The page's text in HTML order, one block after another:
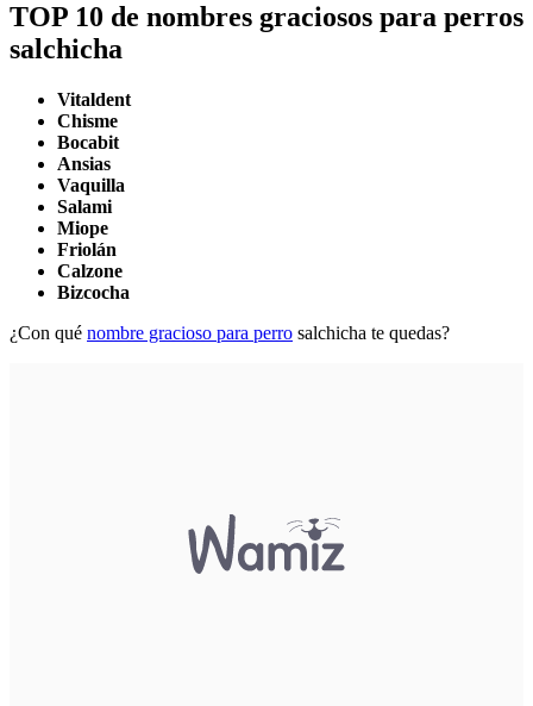
TOP 10 de nombres graciosos para perros
salchicha
Vitaldent
Chisme
Bocabit
Ansias
Vaquilla
Salami
Miope
Friolán
Calzone
Bizcocha
¿Con qué nombre gracioso para perro salchicha te quedas?